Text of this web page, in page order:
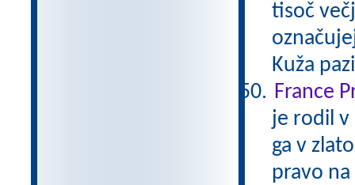
tisoč
Kuža
France
je rodil v
ga v
pravo